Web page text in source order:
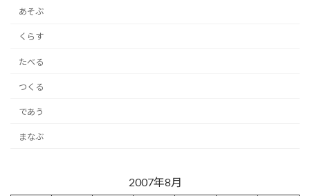
あそぶ
くらす
たべる
つくる
であう
まなぶ
2007年8月